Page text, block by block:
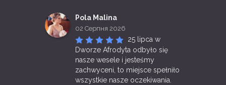
Pola Malina
02 Серпня 2026
25 lipca w
Dworze Afrodyta odbyło się
nasze wesele i jesteśmy
zachwyceni, to miejsce spełniło
wszystkie nasze oczekiwania.